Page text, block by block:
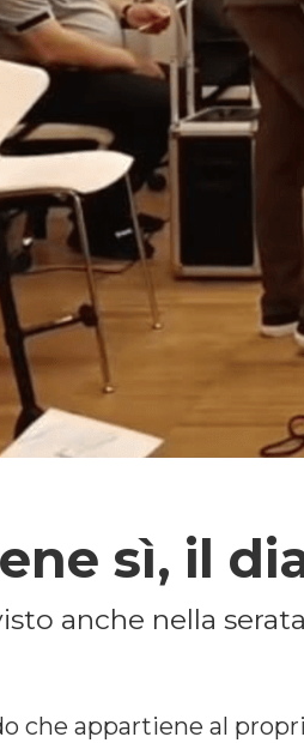
sì, il
anche nella
che appartiene al